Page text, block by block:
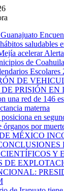
saludables
acelerar
de Coahuila
DE
PRISIÓN EN
una red de 146
materna
en
órganos por
MÉXICO
Y
DE